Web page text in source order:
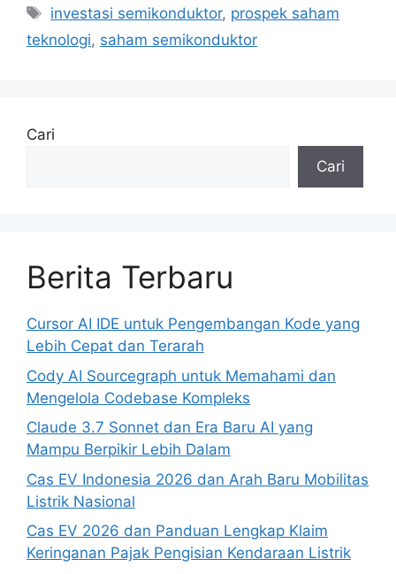
Tag
investasi semikonduktor, prospek saham
teknologi, saham semikonduktor
Cari
Cari
Berita Terbaru
Cursor AI IDE untuk Pengembangan Kode yang
Lebih Cepat dan Terarah
Cody AI Sourcegraph untuk Memahami dan
Mengelola Codebase Kompleks
Claude 3.7 Sonnet dan Era Baru AI yang
Mampu Berpikir Lebih Dalam
Cas EV Indonesia 2026 dan Arah Baru Mobilitas
Listrik Nasional
Cas EV 2026 dan Panduan Lengkap Klaim
Keringanan Pajak Pengisian Kendaraan Listrik